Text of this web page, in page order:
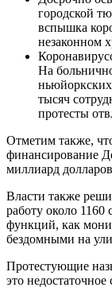
городской
вспышка
незаконном
На
тысяч
протесты
Отметим также,
финансирование
миллиард
Власти также
работу около
функций, как
бездомными на
Протестующие
это